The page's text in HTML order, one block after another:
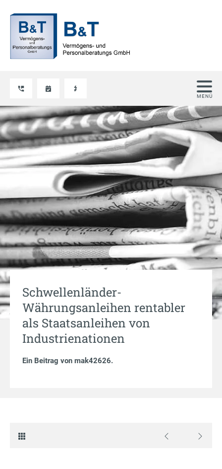
Schwellenländer-
Währungsanleihen rentabler
als Staatsanleihen von
Industrienationen
Ein Beitrag von mak42626.